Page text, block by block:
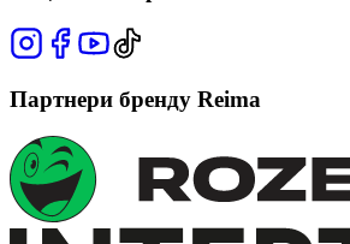
Партнери бренду Reima